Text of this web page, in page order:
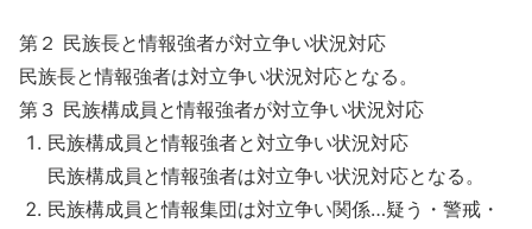
第２ 民族長と情報強者が対立争い状況対応
民族長と情報強者は対立争い状況対応となる。
第３ 民族構成員と情報強者が対立争い状況対応
民族構成員と情報強者と対立争い状況対応
民族構成員と情報強者は対立争い状況対応となる。
民族構成員と情報集団は対立争い関係…疑う・警戒・